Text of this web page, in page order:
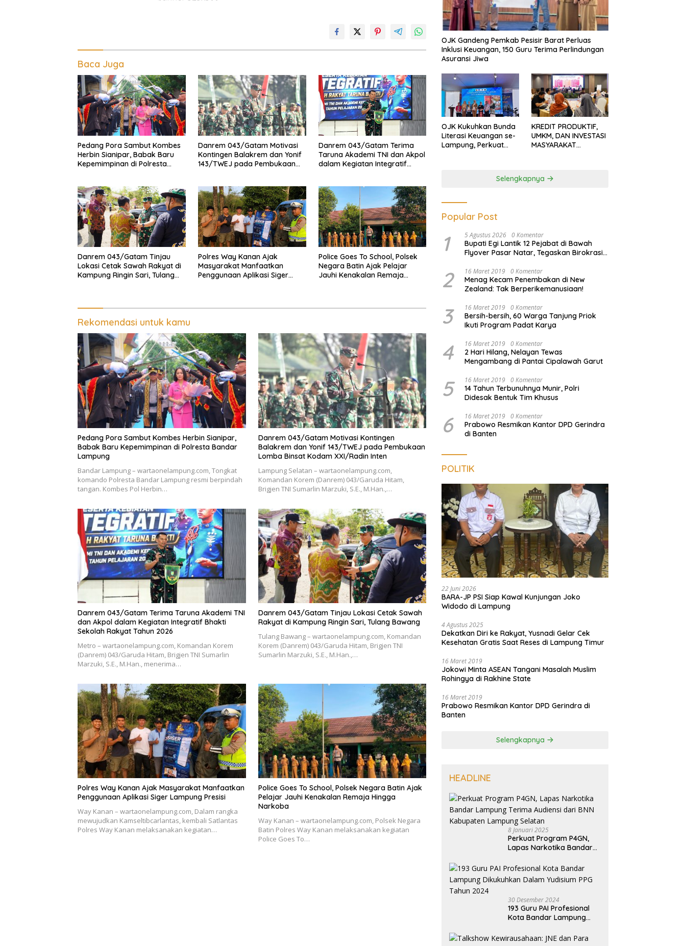
Baca Juga
Pedang Pora Sambut Kombes
Herbin Sianipar, Babak Baru
Kepemimpinan di Polresta
Danrem 043/Gatam Motivasi
Kontingen Balakrem dan Yonif
143/TWEJ pada Pembukaan
Danrem 043/Gatam Terima
Taruna Akademi TNI dan Akpol
dalam Kegiatan Integratif
Danrem 043/Gatam Tinjau
Lokasi Cetak Sawah Rakyat di
Kampung Ringin Sari, Tulang
Polres Way Kanan Ajak
Masyarakat Manfaatkan
Penggunaan Aplikasi Siger
Police Goes To School, Polsek
Negara Batin Ajak Pelajar
Jauhi Kenakalan Remaja
Rekomendasi untuk kamu
Pedang Pora Sambut Kombes Herbin Sianipar,
Babak Baru Kepemimpinan di Polresta Bandar
Lampung
Bandar Lampung – wartaonelampung.com, Tongkat
komando Polresta Bandar Lampung resmi berpindah
tangan. Kombes Pol Herbin…
Danrem 043/Gatam Motivasi Kontingen
Balakrem dan Yonif 143/TWEJ pada Pembukaan
Lomba Binsat Kodam XXI/Radin Inten
Lampung Selatan – wartaonelampung.com,
Komandan Korem (Danrem) 043/Garuda Hitam,
Brigjen TNI Sumarlin Marzuki, S.E., M.Han.,…
Danrem 043/Gatam Terima Taruna Akademi TNI
dan Akpol dalam Kegiatan Integratif Bhakti
Sekolah Rakyat Tahun 2026
Metro – wartaonelampung.com, Komandan Korem
(Danrem) 043/Garuda Hitam, Brigjen TNI Sumarlin
Marzuki, S.E., M.Han., menerima…
Danrem 043/Gatam Tinjau Lokasi Cetak Sawah
Rakyat di Kampung Ringin Sari, Tulang Bawang
Tulang Bawang – wartaonelampung.com, Komandan
Korem (Danrem) 043/Garuda Hitam, Brigjen TNI
Sumarlin Marzuki, S.E., M.Han.,…
Polres Way Kanan Ajak Masyarakat Manfaatkan
Penggunaan Aplikasi Siger Lampung Presisi
Way Kanan – wartaonelampung.com, Dalam rangka
mewujudkan Kamseltibcarlantas, kembali Satlantas
Polres Way Kanan melaksanakan kegiatan…
Police Goes To School, Polsek Negara Batin Ajak
Pelajar Jauhi Kenakalan Remaja Hingga
Narkoba
Way Kanan – wartaonelampung.com, Polsek Negara
Batin Polres Way Kanan melaksanakan kegiatan
Police Goes To…
OJK Gandeng Pemkab Pesisir Barat Perluas
Inklusi Keuangan, 150 Guru Terima Perlindungan
Asuransi Jiwa
OJK Kukuhkan Bunda
Literasi Keuangan se-
Lampung, Perkuat
KREDIT PRODUKTIF,
UMKM, DAN INVESTASI
MASYARAKAT
Selengkapnya
Popular Post
1 5 Agustus 2026 0 Komentar
Bupati Egi Lantik 12 Pejabat di Bawah
Flyover Pasar Natar, Tegaskan Birokrasi
2 16 Maret 2019 0 Komentar
Menag Kecam Penembakan di New
Zealand: Tak Berperikemanusiaan!
3 16 Maret 2019 0 Komentar
Bersih-bersih, 60 Warga Tanjung Priok
Ikuti Program Padat Karya
4 16 Maret 2019 0 Komentar
2 Hari Hilang, Nelayan Tewas
Mengambang di Pantai Cipalawah Garut
5 16 Maret 2019 0 Komentar
14 Tahun Terbunuhnya Munir, Polri
Didesak Bentuk Tim Khusus
6 16 Maret 2019 0 Komentar
Prabowo Resmikan Kantor DPD Gerindra
di Banten
POLITIK
22 Juni 2026
BARA-JP PSI Siap Kawal Kunjungan Joko
Widodo di Lampung
4 Agustus 2025
Dekatkan Diri ke Rakyat, Yusnadi Gelar Cek
Kesehatan Gratis Saat Reses di Lampung Timur
16 Maret 2019
Jokowi Minta ASEAN Tangani Masalah Muslim
Rohingya di Rakhine State
16 Maret 2019
Prabowo Resmikan Kantor DPD Gerindra di
Banten
Selengkapnya
HEADLINE
8 Januari 2025
Perkuat Program P4GN,
Lapas Narkotika Bandar
dari BNN Kabupaten
Lampung Selatan
30 Desember 2024
193 Guru PAI Profesional
Kota Bandar Lampung
Yudisium PPG Tahun 2024